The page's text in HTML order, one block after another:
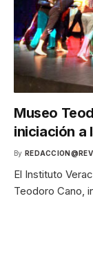
Museo
iniciación a
By
El Instituto
Teodoro Cano,